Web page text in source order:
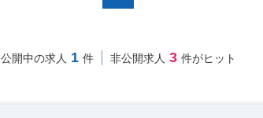
公開中の求人 1 件 非公開求人 3 件がヒット